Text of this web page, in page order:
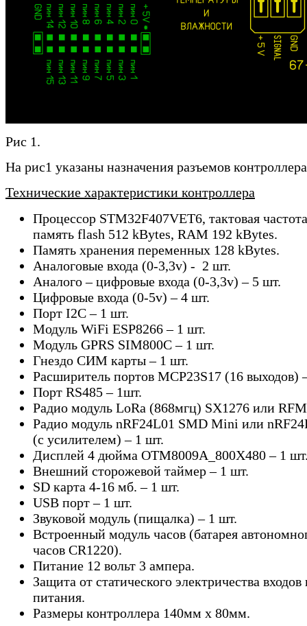
Рис 1.
На рис1 указаны назначения разъемов
Технические характеристики контроллера
Процессор STM32F407VET6, тактовая
память flash 512 kBytes, RAM 192 kBytes.
Память хранения переменных 128 kBytes.
Аналоговые входа (0-3,3v) - 2 шт.
Аналого – цифровые входа (0-3,3v) – 5 шт.
Цифровые входа (0-5v) – 4 шт.
Порт I2C –1 шт.
Модуль WiFi ESP8266 – 1 шт.
Модуль GPRS SIM800C – 1 шт.
Гнездо СИМ карты – 1 шт.
Расширитель портов MCP23S17 (16 выходов)
Порт RS485– 1шт.
Радио модуль LoRa (868мгц) SX1276 или RFM
Радио модуль nRF24L01 SMD Mini или nRF24
(с усилителем) – 1 шт.
Дисплей 4 дюйма OTM8009A_800X480 – 1
Внешний сторожевой таймер – 1 шт.
SD карта 4-16 мб. – 1 шт.
USB порт – 1 шт.
Звуковой модуль (пищалка) – 1 шт.
Встроенный модуль часов (батарея
часов CR1220).
Питание 12 вольт 3 ампера.
Защита от статического электричества
питания.
Размеры контроллера 140мм х 80мм.